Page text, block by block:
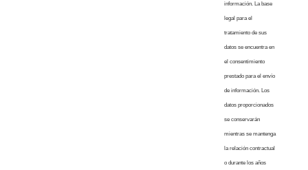
información. La base
legal para el
tratamiento de sus
datos se encuentra en
el consentimiento
prestado para el envío
de información. Los
datos proporcionados
se conservarán
mientras se mantenga
la relación contractual
o durante los años